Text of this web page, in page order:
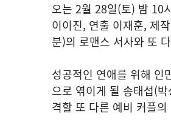
오는 2월 28일(토) 밤 10
이이진, 연출 이재훈, 제
분)의 로맨스 서사와 또
성공적인 연애를 위해 인
으로 엮이게 될 송태섭(
격할 또 다른 예비 커플